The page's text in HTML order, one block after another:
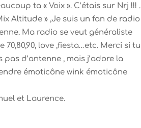
ta « Voix ». C’étais sur Nrj !!! .
Altitude » ,Je suis un fan de radio
Ma radio se veut généraliste
love ,fiesta…etc. Merci si tu
d’antenne , mais j’adore la
émoticône wink émoticône
et Laurence.